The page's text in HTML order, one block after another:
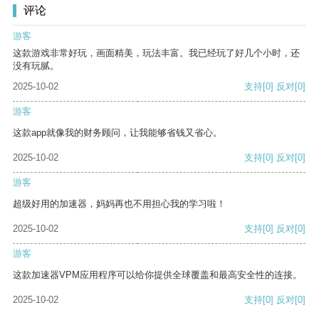
评论
游客
这款游戏非常好玩，画面精美，玩法丰富。我已经玩了好几个小时，还
没有玩腻。
2025-10-02
支持[0] 反对[0]
游客
这款app就像我的财务顾问，让我能够省钱又省心。
2025-10-02 支持[0] 反对[0]
游客
超级好用的加速器，妈妈再也不用担心我的学习啦！
2025-10-02 支持[0] 反对[0]
游客
这款加速器VPM应用程序可以给你提供全球覆盖和最高安全性的连接。
2025-10-02 支持[0] 反对[0]